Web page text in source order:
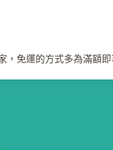
，免運的方式多為滿額即